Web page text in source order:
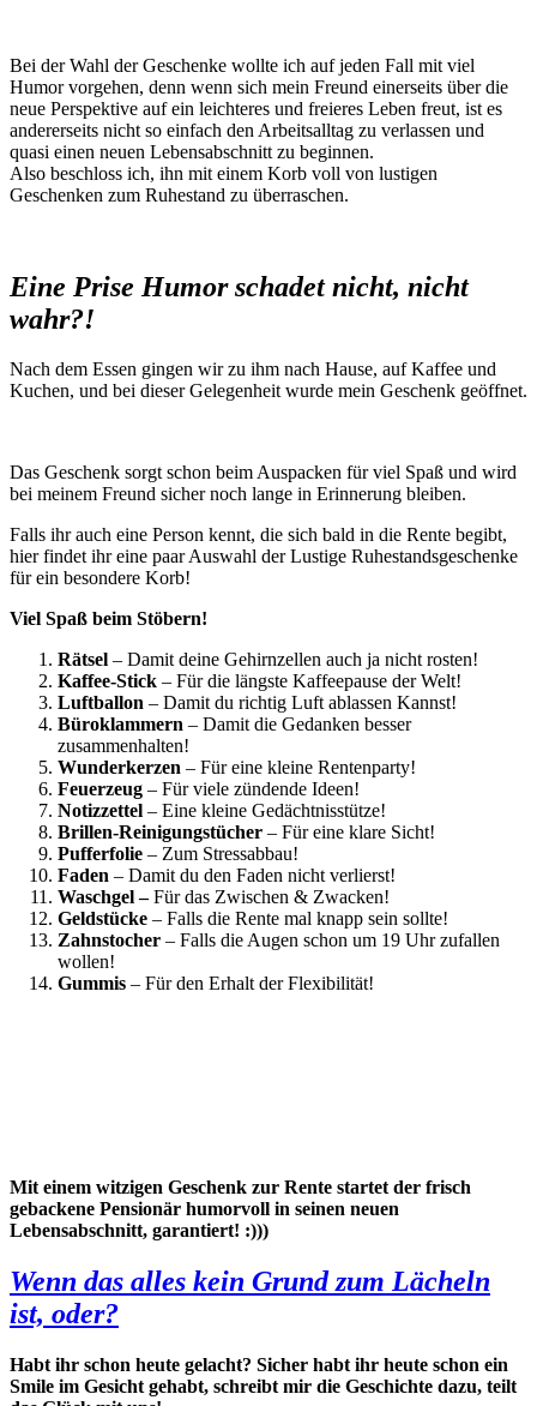
Bei der Wahl der Geschenke wollte ich auf jeden Fall mit viel
Humor vorgehen, denn wenn sich mein Freund einerseits über die
neue Perspektive auf ein leichteres und freieres Leben freut, ist es
andererseits nicht so einfach den Arbeitsalltag zu verlassen und
quasi einen neuen Lebensabschnitt zu beginnen.
Also beschloss ich, ihn mit einem Korb voll von lustigen
Geschenken zum Ruhestand zu überraschen.
Eine Prise Humor schadet nicht, nicht
wahr?!
Nach dem Essen gingen wir zu ihm nach Hause, auf Kaffee und
Kuchen, und bei dieser Gelegenheit wurde mein Geschenk geöffnet.
Das Geschenk sorgt schon beim Auspacken für viel Spaß und wird
bei meinem Freund sicher noch lange in Erinnerung bleiben.
Falls ihr auch eine Person kennt, die sich bald in die Rente begibt,
hier findet ihr eine paar Auswahl der Lustige Ruhestandsgeschenke
für ein besondere Korb!
Viel Spaß beim Stöbern!
Rätsel – Damit deine Gehirnzellen auch ja nicht rosten!
Kaffee-Stick – Für die längste Kaffeepause der Welt!
Luftballon – Damit du richtig Luft ablassen Kannst!
Büroklammern – Damit die Gedanken besser
zusammenhalten!
Wunderkerzen – Für eine kleine Rentenparty!
Feuerzeug – Für viele zündende Ideen!
Notizzettel – Eine kleine Gedächtnisstütze!
Brillen-Reinigungstücher – Für eine klare Sicht!
Pufferfolie – Zum Stressabbau!
Faden – Damit du den Faden nicht verlierst!
Waschgel –Für das Zwischen & Zwacken!
Geldstücke – Falls die Rente mal knapp sein sollte!
Zahnstocher – Falls die Augen schon um 19 Uhr zufallen
wollen!
Gummis – Für den Erhalt der Flexibilität!
Mit einem witzigen Geschenk zur Rente startet der frisch
gebackene Pensionär humorvoll in seinen neuen
Lebensabschnitt, garantiert! :)))
Wenn das alles kein Grund zum Lächeln
ist, oder?
Habt ihr schon heute gelacht? Sicher habt ihr heute schon ein
Smile im Gesicht gehabt, schreibt mir die Geschichte dazu, teilt